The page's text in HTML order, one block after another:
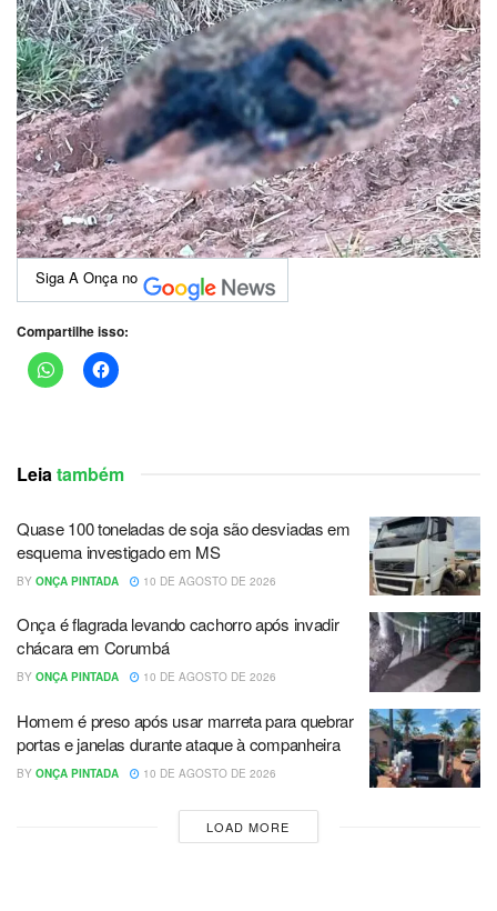
Siga A Onça no
Compartilhe isso:
Leiatambém
Quase 100 toneladas de soja são desviadas em
esquema investigado em MS
BY ONÇA PINTADA 10 DE AGOSTO DE 2026
Onça é flagrada levando cachorro após invadir
chácara em Corumbá
BY ONÇA PINTADA 10 DE AGOSTO DE 2026
Homem é preso após usar marreta para quebrar
portas e janelas durante ataque à companheira
BY ONÇA PINTADA 10 DE AGOSTO DE 2026
LOAD MORE